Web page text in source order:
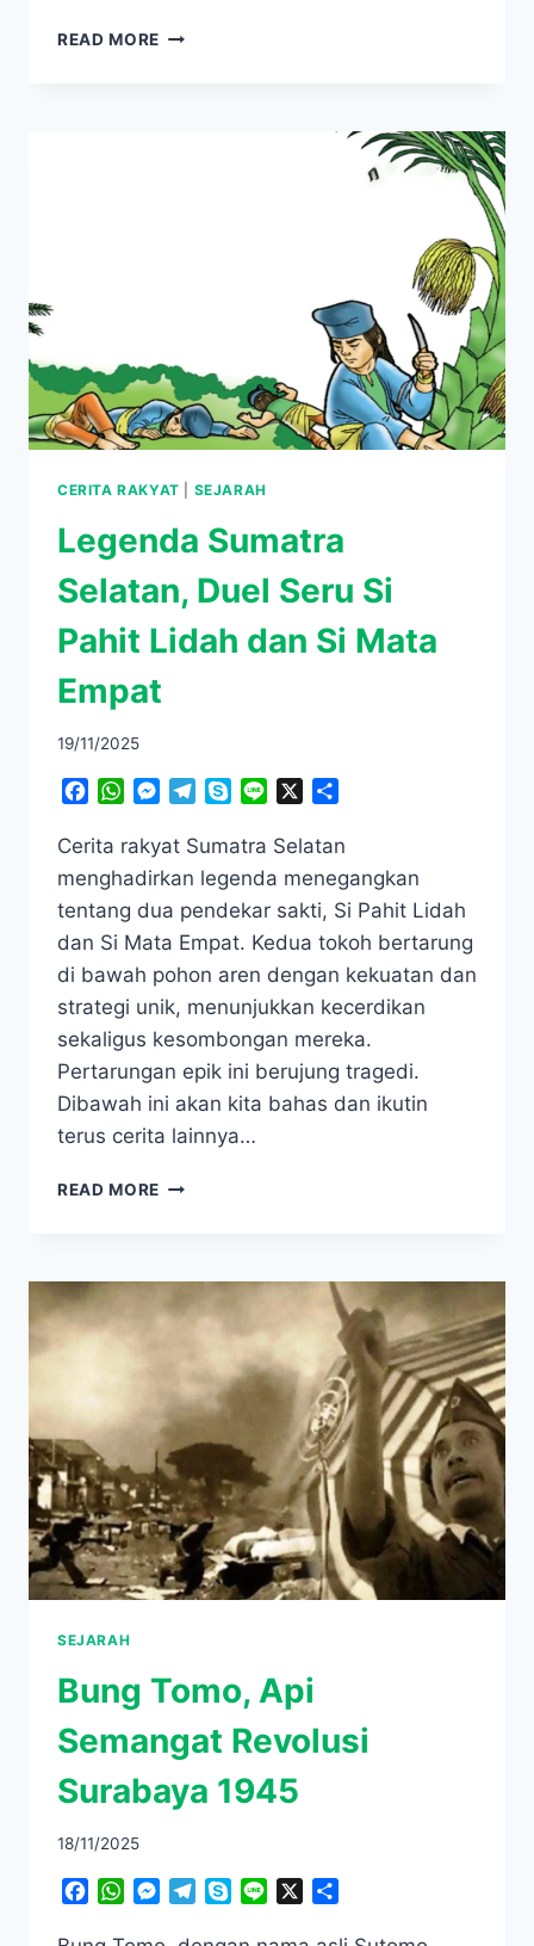
READ MORE CERITA
CERITA RAKYAT SEJARAH
Legenda Sumatra
Selatan, Duel Seru Si
Pahit Lidah dan Si Mata
Empat
19/11/2025
Facebook
WhatsApp
Messenger
TelegramSkypeLine
Cerita rakyat Sumatra Selatan
menghadirkan legenda menegangkan
tentang dua pendekar sakti, Si Pahit Lidah
dan Si Mata Empat. Kedua tokoh bertarung
di bawah pohon aren dengan kekuatan dan
strategi unik, menunjukkan kecerdikan
sekaligus kesombongan mereka.
Pertarungan epik ini berujung tragedi.
Dibawah ini akan kita bahas dan ikutin
terus cerita lainnya…
READ MORE LEGENDA
SERU
SI
MATA
EMPAT
SEJARAH
Bung Tomo, Api
Semangat Revolusi
Surabaya 1945
18/11/2025
Facebook
WhatsApp
Messenger
TelegramSkypeLine